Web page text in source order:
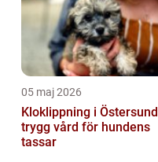
05 maj 2026
Kloklippning i Östersund
trygg vård för hundens
tassar